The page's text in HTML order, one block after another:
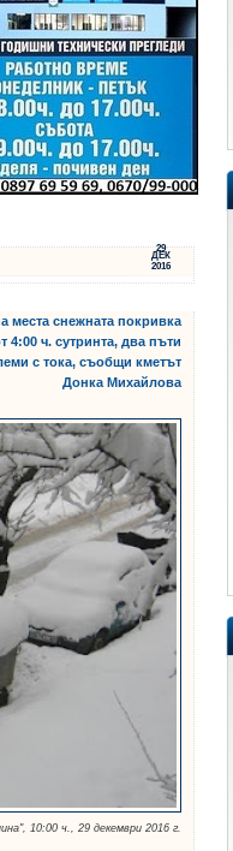
29
ДЕК
2016
места снежната покривка
4:00 ч. сутринта, два пъти
с тока, съобщи кметът
Донка Михайлова
10:00 ч., 29 декември 2016 г.